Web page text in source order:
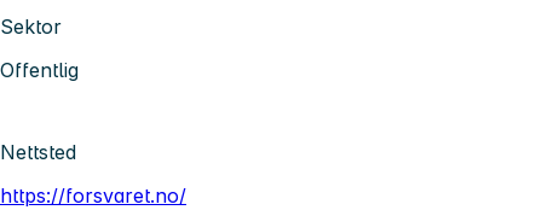
Sektor
Offentlig
Nettsted
https://forsvaret.no/